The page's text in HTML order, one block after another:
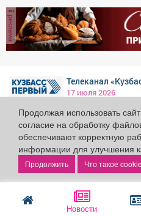
Новости
ждем тебя в МГСТ!
реклама
Телеканал
17 июля 2026
От постановок на
вступительных в
государственного
сценических
Продолжая использовать сайт
согласие на обработку
обеспечивают корректную
информации для улучшения
Что такое cookie